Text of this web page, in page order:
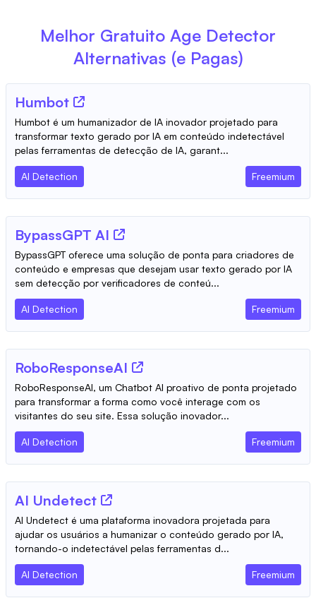
Melhor Gratuito Age Detector
Alternativas (e Pagas)
Humbot
Humbot é um humanizador de IA inovador projetado para
transformar texto gerado por IA em conteúdo indetectável
pelas ferramentas de detecção de IA, garant...
AI Detection Freemium
BypassGPT AI
BypassGPT oferece uma solução de ponta para criadores de
conteúdo e empresas que desejam usar texto gerado por IA
sem detecção por verificadores de conteú...
AI Detection Freemium
RoboResponseAI
RoboResponseAI, um Chatbot AI proativo de ponta projetado
para transformar a forma como você interage com os
visitantes do seu site. Essa solução inovador...
AI Detection Freemium
AI Undetect
AI Undetect é uma plataforma inovadora projetada para
ajudar os usuários a humanizar o conteúdo gerado por IA,
tornando-o indetectável pelas ferramentas d...
AI Detection Freemium